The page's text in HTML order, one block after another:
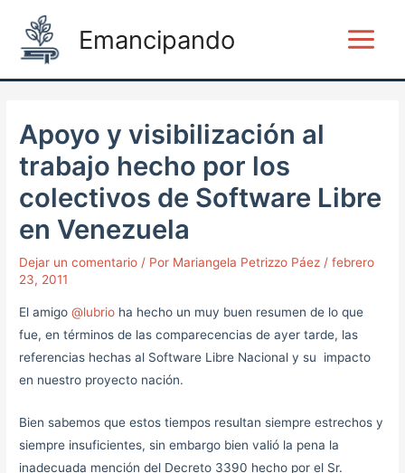
contenido
Emancipando
Menu
Apoyo y visibilización al
trabajo hecho por los
colectivos de Software Libre
en Venezuela
Dejar un comentario / Por Mariangela Petrizzo Páez/febrero
23, 2011
El amigo@lubrio ha hecho un muy buen resumen de lo que
fue, en términos de las comparecencias de ayer tarde, las
referencias hechas al Software Libre Nacional y su impacto
en nuestro proyecto nación.
Bien sabemos que estos tiempos resultan siempre estrechos y
siempre insuficientes, sin embargo bien valió la pena la
inadecuada mención del Decreto 3390 hecho por el Sr.
navigation